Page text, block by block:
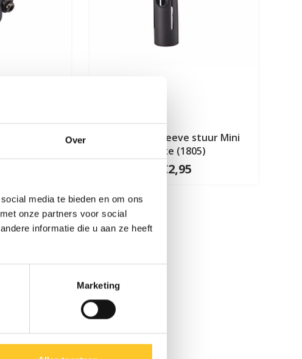
Over
media te bieden en om ons
onze partners voor social
informatie die u aan ze heeft
Marketing
Kunststof sleeve stuur Mini
Deluxe (1805)
€2,95